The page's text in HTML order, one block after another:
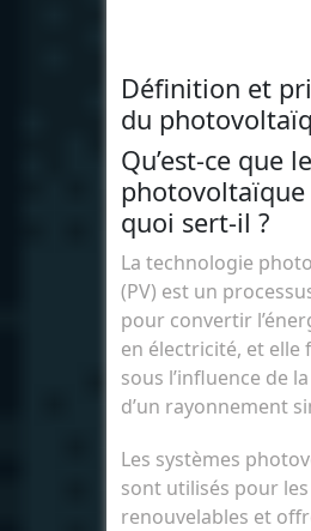
Définition et
du
Qu’est-ce que le
photovoltaïque
quoi sert-il ?
La technologie
(PV) est un
pour convertir
en électricité, et elle
sous l’influence de
d’un rayonnement
Les systèmes
sont utilisés pour
renouvelables et